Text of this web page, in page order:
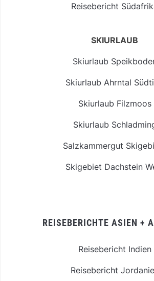
Reisebericht
SKIURLAUB
Skiurlaub
Skiurlaub Ahrntal
Skiurlaub Filzmoos
Skiurlaub
Salzkammergut
Skigebiet Dachstein
REISEBERICHTE ASIEN +
Reisebericht Indien
Reisebericht